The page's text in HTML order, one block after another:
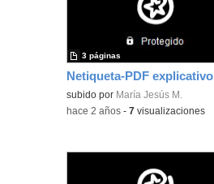
Netiqueta-PDF explicativo
subido por María Jesús M.
3 páginas
-hace 2 años -7 visualizaciones